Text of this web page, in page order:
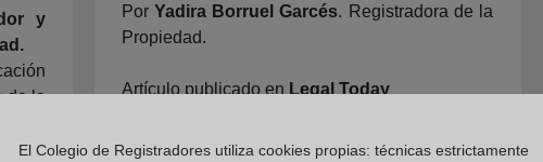
y
de la
al
PorYadira Borruel Garcés. Registradora de la
Propiedad.
Artículo publicado en Legal Today
El Colegio de Registradores utiliza cookies propias: técnicas estrictamente